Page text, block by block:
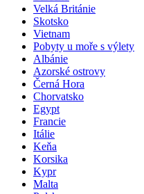
Velká Británie
Skotsko
Vietnam
Pobyty u moře s výlety
Albánie
Azorské ostrovy
Černá Hora
Chorvatsko
Egypt
Francie
Itálie
Keňa
Korsika
Kypr
Malta